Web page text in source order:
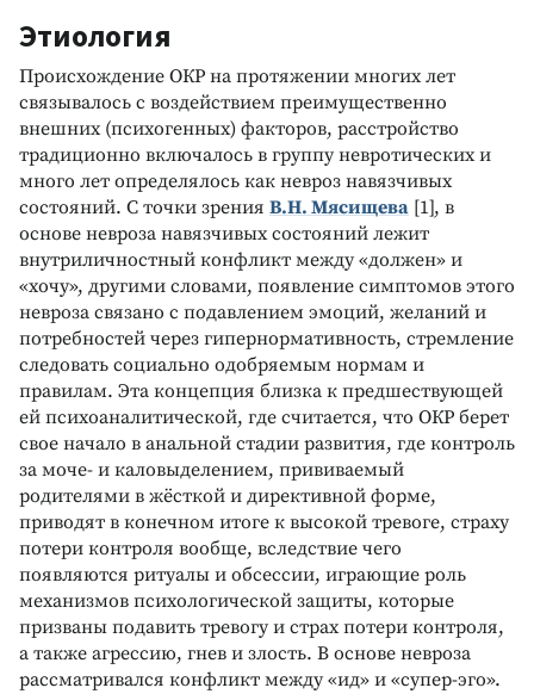
Этиология
Происхождение ОКР на протяжении многих лет
связывалось с воздействием преимущественно
внешних (психогенных) факторов, расстройство
традиционно включалось в группу невротических и
много лет определялось как невроз навязчивых
состояний. С точки зрения В.Н. Мясищева [1], в
основе невроза навязчивых состояний лежит
внутриличностный конфликт между «должен» и
«хочу», другими словами, появление симптомов этого
невроза связано с подавлением эмоций, желаний и
потребностей через гипернормативность, стремление
следовать социально одобряемым нормам и
правилам. Эта концепция близка к предшествующей
ей психоаналитической, где считается, что ОКР берет
свое начало в анальной стадии развития, где контроль
за моче- и каловыделением, прививаемый
родителями в жёсткой и директивной форме,
приводят в конечном итоге к высокой тревоге, страху
потери контроля вообще, вследствие чего
появляются ритуалы и обсессии, играющие роль
механизмов психологической защиты, которые
призваны подавить тревогу и страх потери контроля,
а также агрессию, гнев и злость. В основе невроза
рассматривался конфликт между «ид» и «супер-эго».